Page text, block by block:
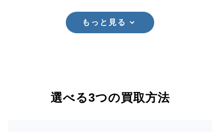
もっと見る
選べる3つの買取方法